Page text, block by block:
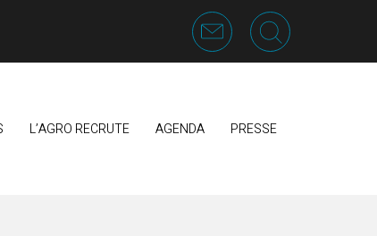
L’AGRO RECRUTE AGENDA PRESSE